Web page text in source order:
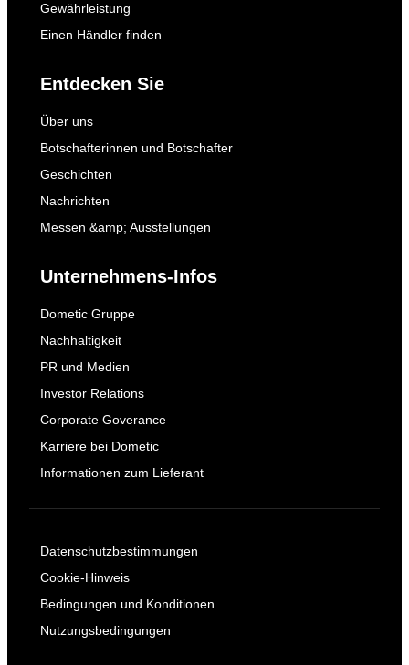
Gewährleistung
Einen Händler finden
Entdecken Sie
Über uns
Botschafterinnen und Botschafter
Geschichten
Nachrichten
Messen &amp; Ausstellungen
Unternehmens-Infos
Dometic Gruppe
Nachhaltigkeit
PR und Medien
Investor Relations
Corporate Goverance
Karriere bei Dometic
Informationen zum Lieferant
Datenschutzbestimmungen
Cookie-Hinweis
Bedingungen und Konditionen
Nutzungsbedingungen